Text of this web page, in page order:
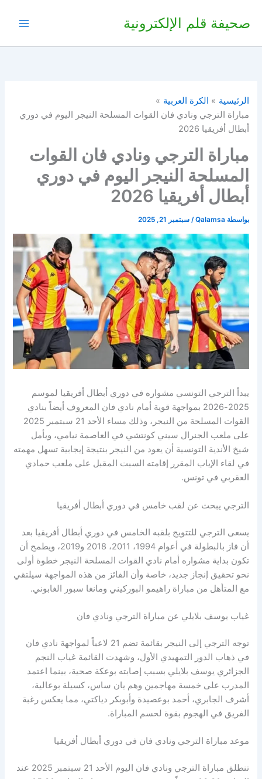
صحيفة قلم الإلكترونية
الرئيسية
الكرة العربية
مباراة الترجي ونادي فان القوات المسلحة النيجر اليوم في دوري
أبطال أفريقيا 2026
مباراة الترجي ونادي فان القوات
المسلحة النيجر اليوم في دوري
أبطال أفريقيا 2026
بواسطة Qalamsa
/سبتمبر 21, 2025
يبدأ الترجي التونسي مشواره في دوري أبطال أفريقيا لموسم
2025-2026 بمواجهة قوية أمام نادي فان المعروف أيضاً بنادي
القوات المسلحة من النيجر، وذلك مساء الأحد 21 سبتمبر 2025
على ملعب الجنرال سيني كونتشي في العاصمة نيامي، ويأمل
شيخ الأندية التونسية أن يعود من النيجر بنتيجة إيجابية تسهل مهمته
في لقاء الإياب المقرر إقامته السبت المقبل على ملعب حمادي
العقربي في تونس.
الترجي يبحث عن لقب خامس في دوري أبطال أفريقيا
يسعى الترجي للتتويج بلقبه الخامس في دوري أبطال أفريقيا بعد
أن فاز بالبطولة في أعوام 1994، 2011، 2018 و2019، ويطمح أن
تكون بداية مشواره أمام نادي القوات المسلحة النيجر خطوة أولى
نحو تحقيق إنجاز جديد، خاصة وأن الفائز من هذه المواجهة سيلتقي
مع المتأهل من مباراة راهيمو البوركيني ومانغا سبور الغابوني.
غياب يوسف بلايلي عن مباراة الترجي ونادي فان
توجه الترجي إلى النيجر بقائمة تضم 21 لاعباً لمواجهة نادي فان
في ذهاب الدور التمهيدي الأول، وشهدت القائمة غياب النجم
الجزائري يوسف بلايلي بسبب إصابته بوعكة صحية، بينما اعتمد
المدرب على خمسة مهاجمين وهم يان ساس، كسيلة بوعالية،
أشرف الجابري، أحمد بوعصيدة وأبوبكر دياكتي، مما يعكس رغبة
الفريق في الهجوم بقوة لحسم المباراة.
موعد مباراة الترجي ونادي فان في دوري أبطال أفريقيا
تنطلق مباراة الترجي ونادي فان اليوم الأحد 21 سبتمبر 2025 عند